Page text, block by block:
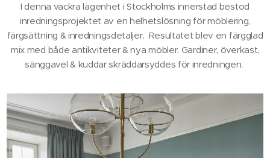
I denna vackra lägenhet i Stockholms innerstad bestod
inredningsprojektet av en helhetslösning för möblering,
färgsättning & inredningsdetaljer. Resultatet blev en färgglad
mix med både antikviteter & nya möbler. Gardiner, överkast,
sänggavel & kuddar skräddarsyddes för inredningen.